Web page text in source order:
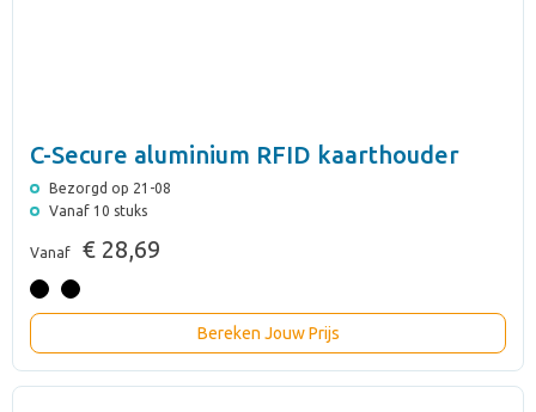
C-Secure aluminium RFID kaarthouder
Bezorgd op 21-08
Vanaf 10 stuks
Vanaf € 28,69
Bereken Jouw Prijs